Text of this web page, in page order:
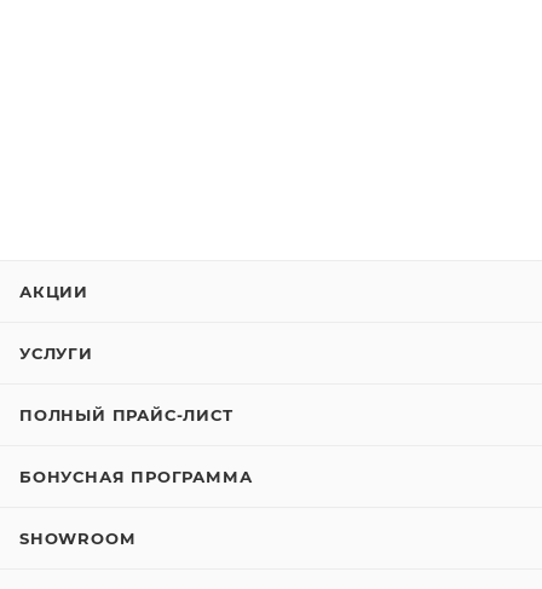
АКЦИИ
УСЛУГИ
ПОЛНЫЙ ПРАЙС-ЛИСТ
БОНУСНАЯ ПРОГРАММА
SHOWROOM